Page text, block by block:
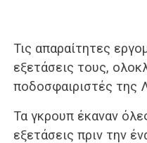
Τις απαραίτητες
εξετάσεις τους,
ποδοσφαιριστές της
Τα γκρουπ έκαναν
εξετάσεις πριν την